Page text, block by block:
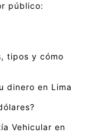
público:
tipos y cómo
dinero en Lima
Vehicular en